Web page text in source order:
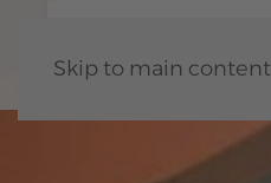
Skip to main content